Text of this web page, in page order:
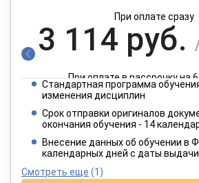
При оплате сразу
3 114 руб.
При оплате в рассрочку на
1 557 руб.
При оплате в рассрочку на
Стандартная программа
изменения дисциплин
Срок отправки оригиналов
окончания обучения - 14
Внесение данных об обучении в
календарных дней с даты
Смотреть еще (1)